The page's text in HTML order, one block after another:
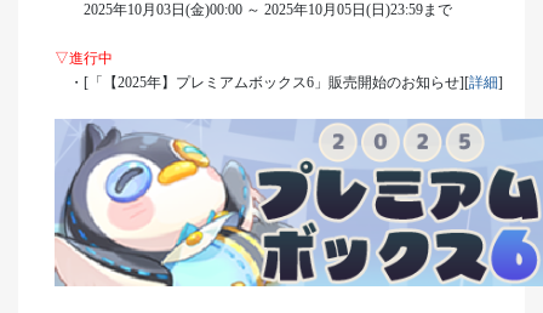
2025年10月03日(金)00:00 ～ 2025年10月05日(日)23:59まで
▽進行中
・[「【2025年】プレミアムボックス6」販売開始のお知らせ][詳細]